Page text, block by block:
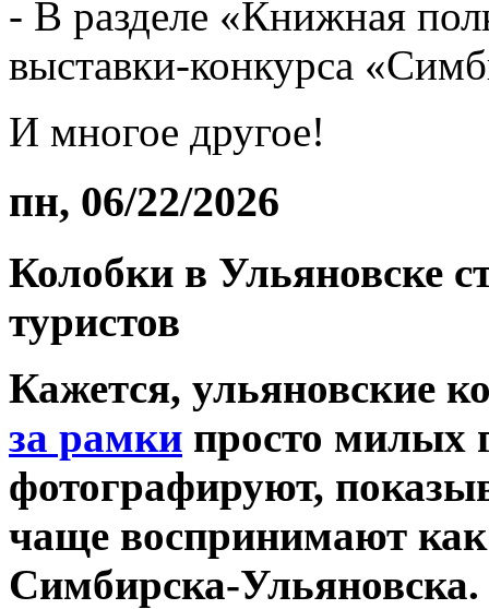
- В разделе «Книжная
выставки-конкурса
И многое другое!
пн, 06/22/2026
Колобки в Ульяновске
туристов
Кажется, ульяновские
за рамки просто милых
фотографируют,
чаще воспринимают
Симбирска-